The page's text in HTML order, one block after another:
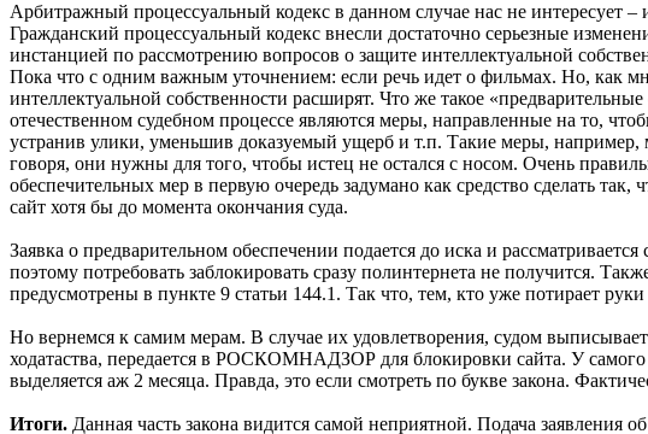
Арбитражный процессуальный кодекс в данном случае нас не интересует
Гражданский процессуальный кодекс внесли достаточно серьезные
инстанцией по рассмотрению вопросов о защите интеллектуальной
Пока что с одним важным уточнением: если речь идет о фильмах. Но, как
интеллектуальной собственности расширят. Что же такое
отечественном судебном процессе являются меры, направленные на то,
устранив улики, уменьшив доказуемый ущерб и т.п. Такие меры,
говоря, они нужны для того, чтобы истец не остался с носом. Очень
обеспечительных мер в первую очередь задумано как средство сделать
сайт хотя бы до момента окончания суда.
Заявка о предварительном обеспечении подается до иска и
поэтому потребовать заблокировать сразу полинтернета не получится.
предусмотрены в пункте 9 статьи 144.1. Так что, тем, кто уже потирает
Но вернемся к самим мерам. В случае их удовлетворения, судом
ходатаства, передается в РОСКОМНАДЗОР для блокировки сайта. У самого
выделяется аж 2 месяца. Правда, это если смотреть по букве закона.
Итоги. Данная часть закона видится самой неприятной. Подача заявления